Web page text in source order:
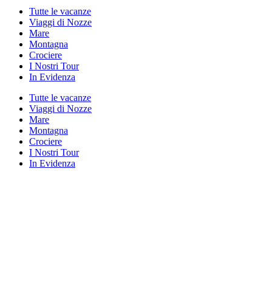
Tutte le vacanze
Viaggi di Nozze
Mare
Montagna
Crociere
I Nostri Tour
In Evidenza
Tutte le vacanze
Viaggi di Nozze
Mare
Montagna
Crociere
I Nostri Tour
In Evidenza